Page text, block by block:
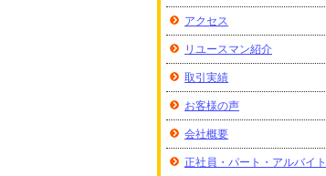
アクセス
リユースマン紹介
取引実績
お客様の声
会社概要
正社員・パート・アルバイ